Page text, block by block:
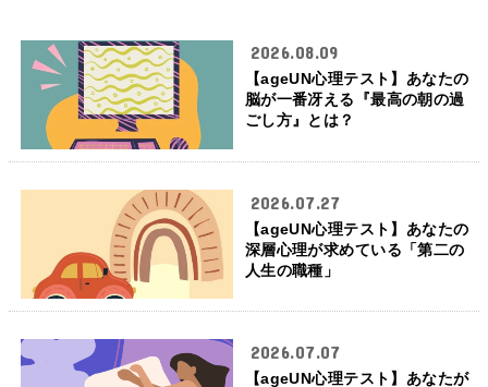
2026.08.09
【ageUN心理テスト】あなたの
脳が一番冴える『最高の朝の過
ごし方』とは？
2026.07.27
【ageUN心理テスト】あなたの
深層心理が求めている「第二の
人生の職種」
2026.07.07
【ageUN心理テスト】あなたが